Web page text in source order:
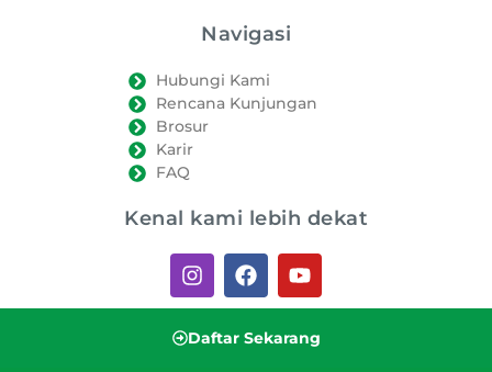
Navigasi
Hubungi Kami
Rencana Kunjungan
Brosur
Karir
FAQ
Kenal kami lebih dekat
Daftar Sekarang